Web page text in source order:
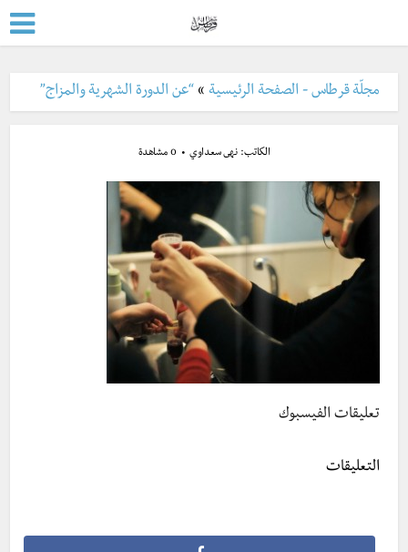
مجلّة قرطاس - الصفحة الرئيسية » “عن الدورة الشهرية والمزاج”
الكاتب:نهى سعداوي 0 مشاهدة
تعليقات الفيسبوك
التعليقات